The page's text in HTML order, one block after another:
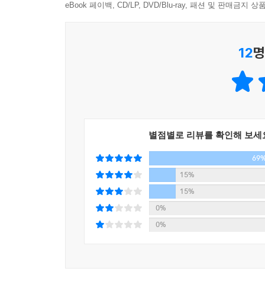
eBook 페이백, CD/LP, DVD/Blu-ray, 패션 및 판매금지 상
12
별점별로 리뷰를 확인해 보세
15%
15%
0%
0%